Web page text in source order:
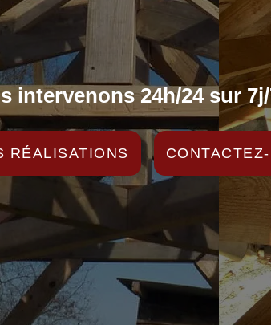
intervenons 24h/24 sur
RÉALISATIONS